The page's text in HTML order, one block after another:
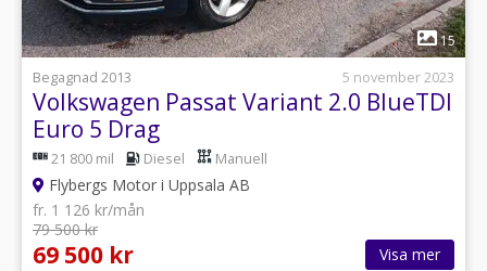
1
15
Begagnad 2013
5 november 2023
Volkswagen Passat Variant 2.0 BlueTDI
Euro 5 Drag
21 800 mil Diesel Manuell
Flybergs Motor i Uppsala AB
fr. 1 126 kr/mån
79 500 kr
69 500 kr Visa mer